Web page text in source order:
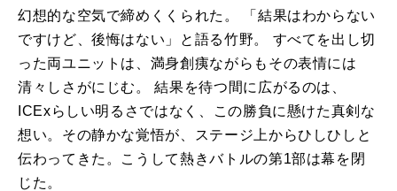
幻想的な空気で締めくくられた。 「結果はわからない
ですけど、後悔はない」と語る竹野。 すべてを出し切
った両ユニットは、満身創痍ながらもその表情には
清々しさがにじむ。 結果を待つ間に広がるのは、
ICExらしい明るさではなく、この勝負に懸けた真剣な
想い。その静かな覚悟が、ステージ上からひしひしと
伝わってきた。こうして熱きバトルの第1部は幕を閉
じた。